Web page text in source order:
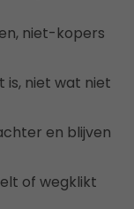
niet-kopers
is, niet wat niet
en blijven
of wegklikt